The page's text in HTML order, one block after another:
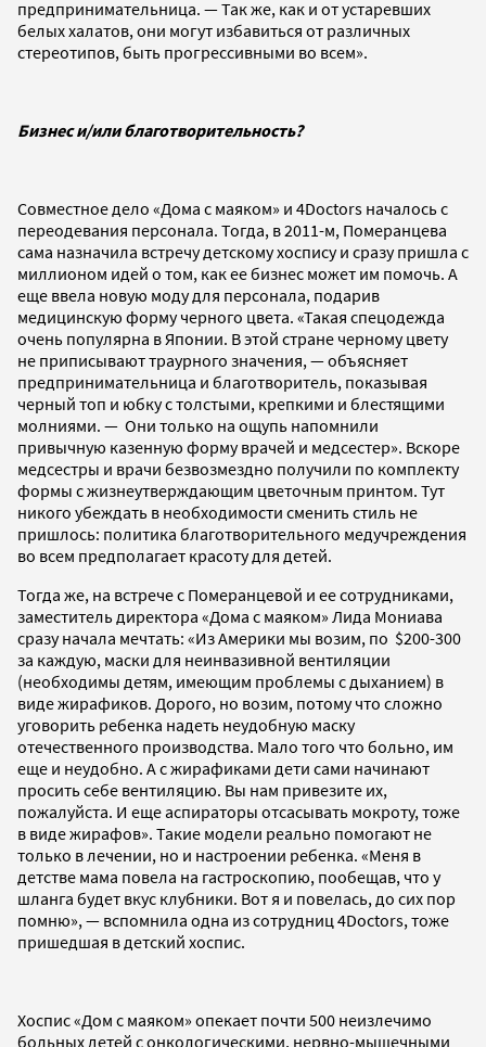
предпринимательница. — Так же, как и от устаревших
белых халатов, они могут избавиться от различных
стереотипов, быть прогрессивными во всем».
Бизнес и/или благотворительность?
Совместное дело «Дома с маяком» и 4Doctors началось с
переодевания персонала. Тогда, в 2011-м, Померанцева
сама назначила встречу детскому хоспису и сразу пришла с
миллионом идей о том, как ее бизнес может им помочь. А
еще ввела новую моду для персонала, подарив
медицинскую форму черного цвета. «Такая спецодежда
очень популярна в Японии. В этой стране черному цвету
не приписывают траурного значения, — объясняет
предпринимательница и благотворитель, показывая
черный топ и юбку с толстыми, крепкими и блестящими
молниями. — Они только на ощупь напомнили
привычную казенную форму врачей и медсестер». Вскоре
медсестры и врачи безвозмездно получили по комплекту
формы с жизнеутверждающим цветочным принтом. Тут
никого убеждать в необходимости сменить стиль не
пришлось: политика благотворительного медучреждения
во всем предполагает красоту для детей.
Тогда же, на встрече с Померанцевой и ее сотрудниками,
заместитель директора «Дома с маяком» Лида Мониава
сразу начала мечтать: «Из Америки мы возим, по $200-300
за каждую, маски для неинвазивной вентиляции
(необходимы детям, имеющим проблемы с дыханием) в
виде жирафиков. Дорого, но возим, потому что сложно
уговорить ребенка надеть неудобную маску
отечественного производства. Мало того что больно, им
еще и неудобно. А с жирафиками дети сами начинают
просить себе вентиляцию. Вы нам привезите их,
пожалуйста. И еще аспираторы отсасывать мокроту, тоже
в виде жирафов». Такие модели реально помогают не
только в лечении, но и настроении ребенка. «Меня в
детстве мама повела на гастроскопию, пообещав, что у
шланга будет вкус клубники. Вот я и повелась, до сих пор
помню», — вспомнила одна из сотрудниц 4Doctors, тоже
пришедшая в детский хоспис.
Хоспис «Дом с маяком» опекает почти 500 неизлечимо
больных детей с онкологическими, нервно-мышечными